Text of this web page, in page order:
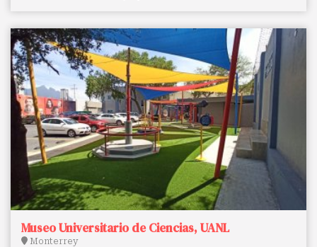
Museo Universitario de Ciencias, UANL
Monterrey